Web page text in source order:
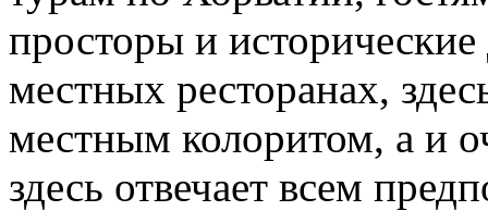
просторы и
местных ресторанах,
местным колоритом, а и
здесь отвечает всем